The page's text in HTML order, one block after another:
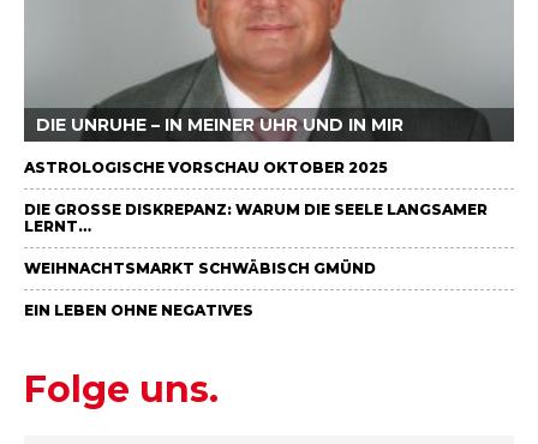
DIE UNRUHE – IN MEINER UHR UND IN MIR
ASTROLOGISCHE VORSCHAU OKTOBER 2025
DIE GROSSE DISKREPANZ: WARUM DIE SEELE LANGSAMER L
ERNT…
WEIHNACHTSMARKT SCHWÄBISCH GMÜND
EIN LEBEN OHNE NEGATIVES
Folge uns.